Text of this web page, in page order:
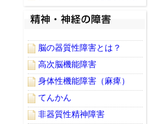
脳の器質性障害とは？
高次脳機能障害
身体性機能障害（麻痺）
てんかん
非器質性精神障害